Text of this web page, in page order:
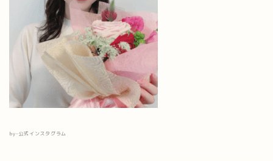
by-公式インスタグラム